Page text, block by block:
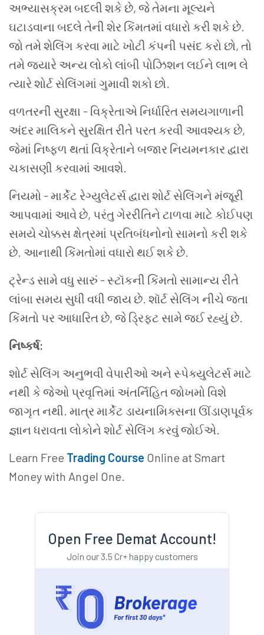
અભ્યાસક્રમ બદલી શકે છે, જે તેમના મૂલ્યને
ઘટાડવાના બદલે તેની શેર કિંમતમાં વધારો કરી શકે છે.
જો તમે શેલિંગ કરવા માટે ખોટી કંપની પસંદ કરો છો, તો
તમે જ્યારે અન્ય લોકો લાંબી પોઝિશન લઈને લાભ લે
ત્યારે શોર્ટ સેલિંગમાં ગુમાવી શકો છો.
વળતરની સુરક્ષા - વિક્રેતાએ નિર્ધારિત સમયગાળાની
અંદર માલિકને સુરક્ષિત રીતે પરત કરવી આવશ્યક છે,
જેમાં નિષ્ફળ થતાં વિક્રેતાને બજાર નિયમનકાર દ્વારા
ચકાસણી કરવામાં આવશે.
નિયમો - માર્કેટ રેગ્યુલેટર્સ દ્વારા શોર્ટ સેલિંગને મંજૂરી
આપવામાં આવે છે, પરંતુ ગેરરીતિને ટાળવા માટે કોઈપણ
સમયે ચોક્કસ ક્ષેત્રમાં પ્રતિબંધનોનો સામનો કરી શકે
છે. આનાથી કિંમતોમાં વધારો થઈ શકે છે.
ટ્રેન્ડ સામે વધુ સારું - સ્ટૉકની કિંમતો સામાન્ય રીતે
લાંબા સમય સુધી વધી જાય છે. શૉર્ટ સેલિંગ નીચે જતા
કિંમતો પર આધારિત છે, જે ડ્રિફ્ટ સામે જઈ રહ્યું છે.
નિષ્કર્ષ:
શોર્ટ સેલિંગ અનુભવી વેપારીઓ અને સ્પેક્યુલેટર્સ માટે
નથી કે જેઓ પ્રવૃત્તિમાં અંતર્નિહિત જોખમો વિશે
જાગૃત નથી. માત્ર માર્કેટ ડાયનામિક્સના ઊંડાણપૂર્વક
જ્ઞાન ધરાવતા લોકોને શોર્ટ સેલિંગ કરવું જોઈએ.
Learn Free Trading Course Online at Smart
Money with Angel One.
Open Free Demat Account!
Join our 3.5 Cr+ happy customers